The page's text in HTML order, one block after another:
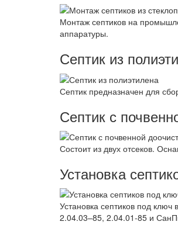
Монтаж септиков на
аппаратуры.
Септик из
Септик предназначен для
Септик с
Состоит из двух отсеков.
Установка
Установка септиков под
2.04.03–85, 2.04.01-85 и